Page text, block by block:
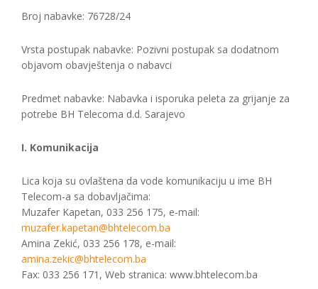
Broj nabavke: 76728/24
Vrsta postupak nabavke: Pozivni postupak sa dodatnom
objavom obavještenja o nabavci
Predmet nabavke: Nabavka i isporuka peleta za grijanje za
potrebe BH Telecoma d.d. Sarajevo
I. Komunikacija
Lica koja su ovlaštena da vode komunikaciju u ime BH
Telecom-a sa dobavljačima:
Muzafer Kapetan, 033 256 175, e-mail:
muzafer.kapetan@bhtelecom.ba
Amina Zekić, 033 256 178, e-mail:
amina.zekic@bhtelecom.ba
Fax: 033 256 171, Web stranica: www.bhtelecom.ba